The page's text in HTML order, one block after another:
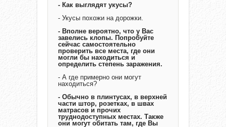
- Как выглядят укусы?
- Укусы похожи на дорожки.
- Вполне вероятно, что у Вас
завелись клопы. Попробуйте
сейчас самостоятельно
проверить все места, где они
могли бы находиться и
определить степень заражения.
- А где примерно они могут
находиться?
- Обычно в плинтусах, в верхней
части штор, розетках, в швах
матрасов и прочих
труднодоступных местах. Также
они могут обитать там, где Вы